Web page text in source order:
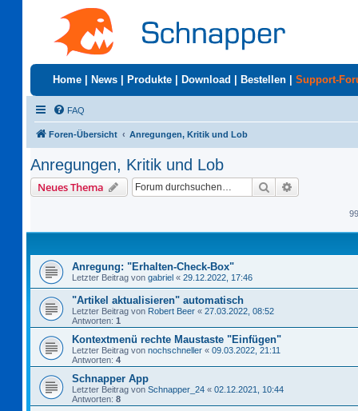
Home News Produkte Download Bestellen Support-
FAQ
Foren-Übersicht Anregungen, Kritik und Lob
Anregungen, Kritik und Lob
Neues Thema Suche
Anregung: "Erhalten-Check-Box"
Letzter Beitrag von gabriel « 29.12.2022, 17:46
"Artikel aktualisieren" automatisch
Letzter Beitrag von Robert Beer « 27.03.2022, 08:52
Antworten: 1
Kontextmenü rechte Maustaste "Einfügen"
Letzter Beitrag von nochschneller « 09.03.2022, 21:11
Antworten: 4
Schnapper App
Letzter Beitrag von Schnapper_24 « 02.12.2021, 10:44
Antworten: 8